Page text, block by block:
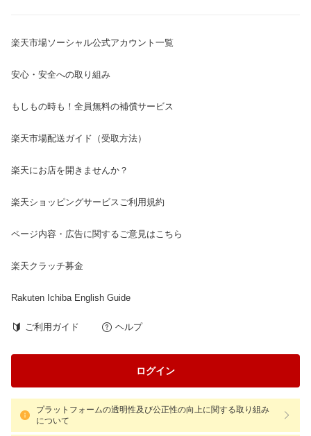
楽天市場ソーシャル公式アカウント一覧
安心・安全への取り組み
もしもの時も！全員無料の補償サービス
楽天市場配送ガイド（受取方法）
楽天にお店を開きませんか？
楽天ショッピングサービスご利用規約
ページ内容・広告に関するご意見はこちら
楽天クラッチ募金
Rakuten Ichiba English Guide
ご利用ガイド ヘルプ
ログイン
プラットフォームの透明性及び公正性の向上に関する取り組み
について